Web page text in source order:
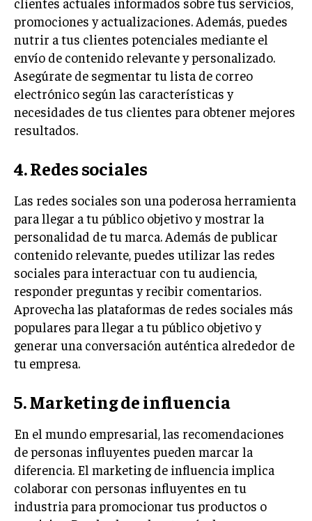
CIBERSEGURIDAD EMPRESARIAL
ESTRATEGIA
EMPRESAS FAMILIARES Y SUCESIÓN
GESTIÓN DEL RIESGO EMPRESARIAL
NEGOCIACIÓN Y RESOLUCIÓN DE CONFLICTOS
ÉXITO EMPRESARIAL Y CASOS DE ESTUDIO
GOBIERNO CORPORATIVO
NEGOCIOS
ESTRATEGIAS DE NEGOCIOS
MARKETING B2B
MARKETING B2C
FRANQUICIAS
MARKETING DE INFLUENCERS
E-COMMERCE Y COMERCIO ELECTRÓNICO
ESTRATEGIAS DE PRICING Y GESTIÓN DE
PRECIOS
GESTIÓN DE CRISIS EMPRESARIALES
EMPRESAS Y STARTUPS TECNOLÓGICAS
promociones y actualizaciones. Además, puedes
nutrir a tus clientes potenciales mediante el
envío de contenido relevante y personalizado.
Asegúrate de segmentar tu lista de correo
electrónico según las características y
necesidades de tus clientes para obtener mejores
resultados.
4. Redes sociales
Las redes sociales son una poderosa herramienta
para llegar a tu público objetivo y mostrar la
personalidad de tu marca. Además de publicar
contenido relevante, puedes utilizar las redes
sociales para interactuar con tu audiencia,
responder preguntas y recibir comentarios.
Aprovecha las plataformas de redes sociales más
populares para llegar a tu público objetivo y
generar una conversación auténtica alrededor de
tu empresa.
5. Marketing de influencia
En el mundo empresarial, las recomendaciones
de personas influyentes pueden marcar la
diferencia. El marketing de influencia implica
colaborar con personas influyentes en tu
industria para promocionar tus productos o